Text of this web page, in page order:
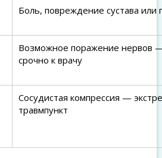
Боль, повреждение сустава или
Возможное поражение нервов
срочно к врачу
Сосудистая компрессия —
травмпункт